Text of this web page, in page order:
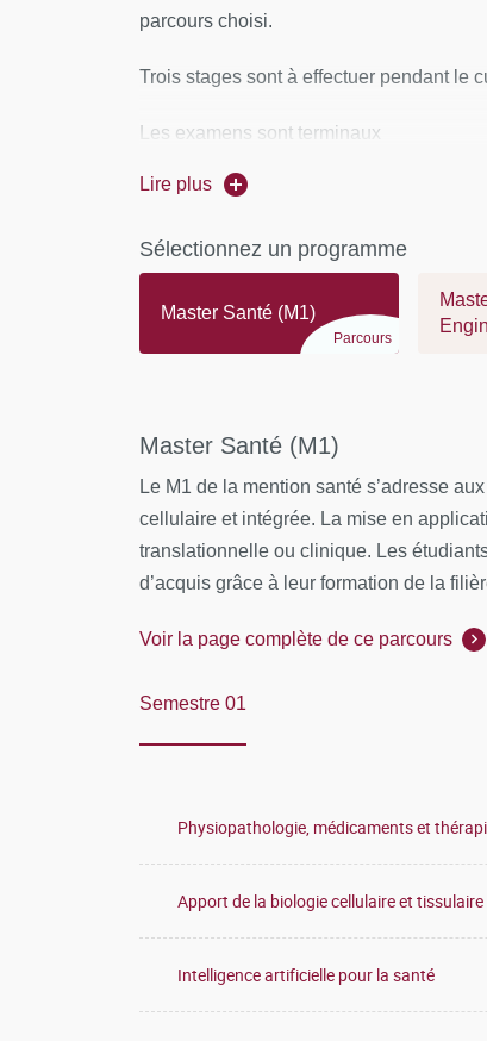
- Conduire un projet (conception,
œuvre et gestion, évaluation, diffusion)
sa pratique dans le cadre d'une
- Respecter les principes d’éthique, de
environnementale
parcours choisi.
Trois stages sont à effectuer pendant le
Les examens sont terminaux
Lire plus
Sélectionnez un programme
Master Santé (M1)
Parcours
Master Santé (M1)
Le M1 de la mention santé s’adresse
cellulaire et intégrée. La mise en
translationnelle ou clinique. Les
d’acquis grâce à leur formation de la
Voir la page complète de ce parcours
Semestre 01
Physiopathologie, médicaments et
Apport de la biologie cellulaire et
Intelligence artificielle pour la santé